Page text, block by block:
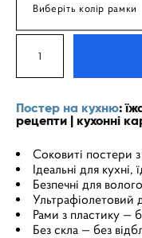
Виберіть колір рамки
Постер на кухню:
рецепти | кухонні
Соковиті постери
Ідеальні для кухні,
Безпечні для
Рами з пластику —
Без скла — без